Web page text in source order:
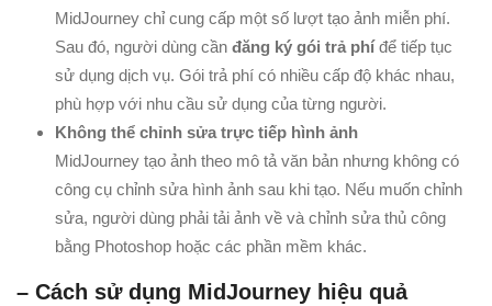
MidJourney chỉ cung cấp một số lượt tạo ảnh miễn phí.
Sau đó, người dùng cần đăng ký gói trả phíđể tiếp tục
sử dụng dịch vụ. Gói trả phí có nhiều cấp độ khác nhau,
phù hợp với nhu cầu sử dụng của từng người.
Không thể chỉnh sửa trực tiếp hình ảnh
MidJourney tạo ảnh theo mô tả văn bản nhưng không có
công cụ chỉnh sửa hình ảnh sau khi tạo. Nếu muốn chỉnh
sửa, người dùng phải tải ảnh về và chỉnh sửa thủ công
bằng Photoshop hoặc các phần mềm khác.
– Cách sử dụng MidJourney hiệu quả